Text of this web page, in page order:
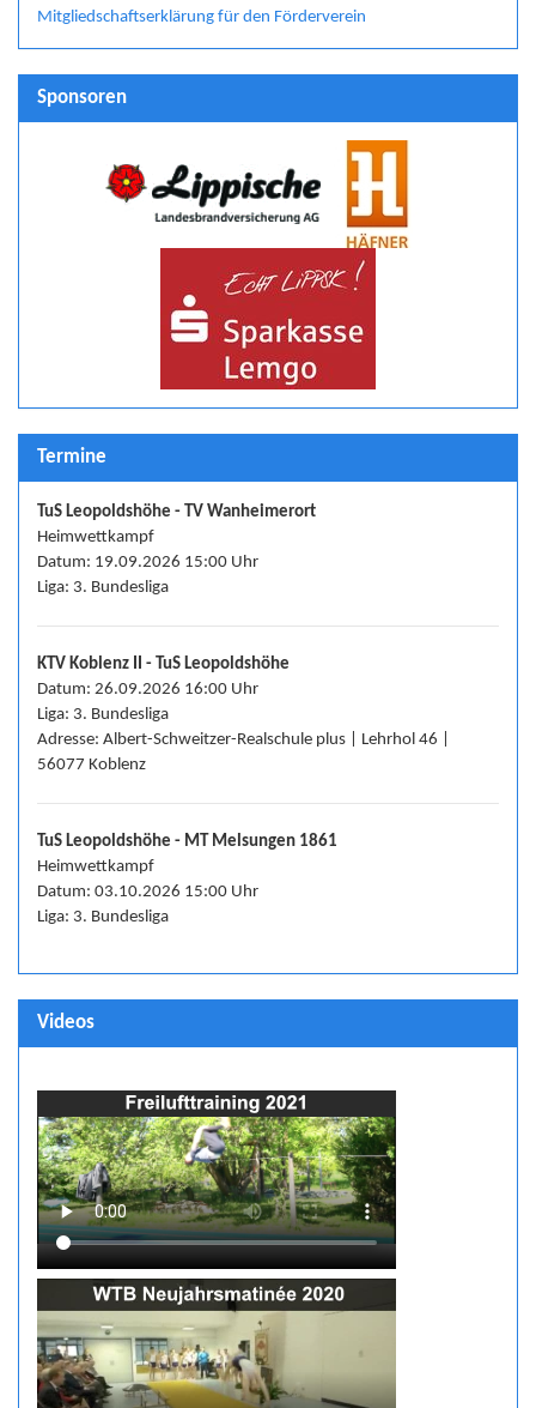
Mitgliedschaftserklärung für den Förderverein
Sponsoren
Termine
TuS Leopoldshöhe - TV Wanheimerort
Heimwettkampf
Datum: 19.09.2026 15:00 Uhr
Liga: 3. Bundesliga
KTV Koblenz II - TuS Leopoldshöhe
Datum: 26.09.2026 16:00 Uhr
Liga: 3. Bundesliga
Adresse: Albert-Schweitzer-Realschule plus | Lehrhol 46 |
56077 Koblenz
TuS Leopoldshöhe - MT Melsungen 1861
Heimwettkampf
Datum: 03.10.2026 15:00 Uhr
Liga: 3. Bundesliga
Videos